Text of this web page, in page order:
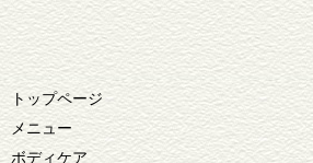
トップページ
メニュー
ボディケア